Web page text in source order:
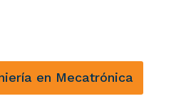
en Mecatrónica